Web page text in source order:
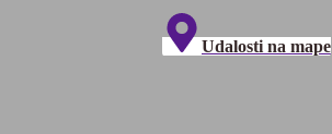
Udalosti na mape